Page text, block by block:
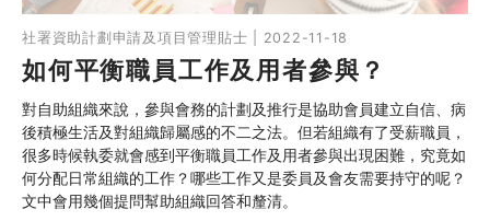
社署資助計劃申請及項目管理貼士 | 2022-11-18
如何平衡職員工作及用者參與？
對自助組織來說，參與會務的計劃及推行是協助會員建立自信、病
後積極生活及對組織歸屬感的不二之法。但若組織有了受薪職員，
很多時候執委就會感到平衡職員工作及用者參與出現困難，究竟如
何分配日常組織的工作？哪些工作又是委員及會友需要持守的呢？
文中會用幾個提問幫助組織回答和釐清。